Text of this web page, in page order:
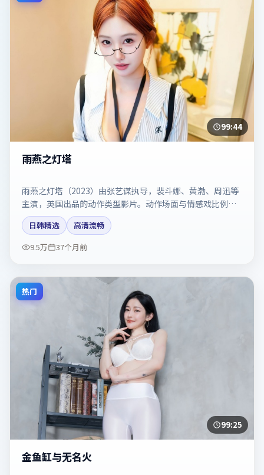
99:44
雨燕之灯塔
雨燕之灯塔（2023）由张艺谋执导，裴斗娜、黄渤、周迅等
主演，英国出品的动作类型影片。动作场面与情感戏比例拿
捏得当。剧情简介与主创信息可供检索参考，上映日期以片
方资料为准。
日韩精选
高清流畅
9.5万
37个月前
热门
99:25
金鱼缸与无名火